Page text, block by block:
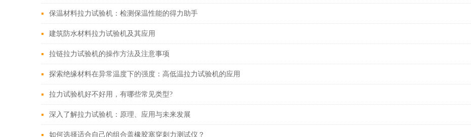
保温材料拉力试验机：检测保温性能的得力助手
建筑防水材料拉力试验机及其应用
拉链拉力试验机的操作方法及注意事项
探索绝缘材料在异常温度下的强度：高低温拉力试验机的应用
拉力试验机好不好用，有哪些常见类型?
深入了解拉力试验机：原理、应用与未来发展
如何选择适合自己的组合盖橡胶塞穿刺力测试仪？